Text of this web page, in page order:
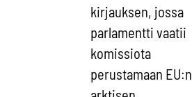
kirjauksen, jossa
parlamentti vaatii
komissiota
perustamaan EU:n